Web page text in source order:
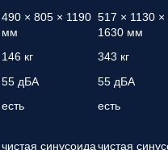
490 × 805 × 1190
мм
517 × 1130 ×
1630 мм
146 кг
343 кг
55 дБА
55 дБА
есть
есть
чистая синусоидачистая